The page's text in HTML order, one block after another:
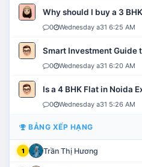
Why should I buy a 3
0 Wednesday a31 6:25 AM
Smart Investment Guide
0 Wednesday a31 6:20 AM
Is a 4 BHK Flat in Noida
0 Wednesday a31 5:26 AM
BẢNG XẾP HẠNG
1 Trần Thị Hương